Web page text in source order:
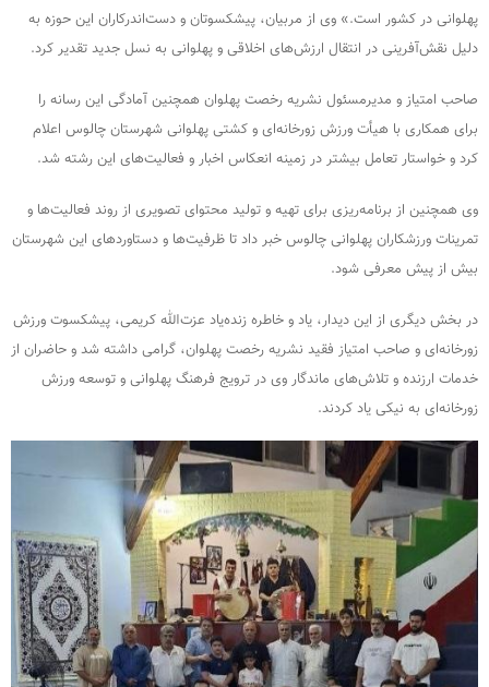
پهلوانی در کشور است.» وی از مربیان، پیشکسوتان و دست‌اندرکاران این حوزه به
دلیل نقش‌آفرینی در انتقال ارزش‌های اخلاقی و پهلوانی به نسل جدید تقدیر کرد.
صاحب امتیاز و مدیرمسئول نشریه رخصت پهلوان همچنین آمادگی این رسانه را
برای همکاری با هیأت ورزش زورخانه‌ای و کشتی پهلوانی شهرستان چالوس اعلام
کرد و خواستار تعامل بیشتر در زمینه انعکاس اخبار و فعالیت‌های این رشته شد.
وی همچنین از برنامه‌ریزی برای تهیه و تولید محتوای تصویری از روند فعالیت‌ها و
تمرینات ورزشکاران پهلوانی چالوس خبر داد تا ظرفیت‌ها و دستاوردهای این شهرستان
بیش از پیش معرفی شود.
در بخش دیگری از این دیدار، یاد و خاطره زنده‌یاد عزت‌الله کریمی، پیشکسوت ورزش
زورخانه‌ای و صاحب امتیاز فقید نشریه رخصت پهلوان، گرامی داشته شد و حاضران از
خدمات ارزنده و تلاش‌های ماندگار وی در ترویج فرهنگ پهلوانی و توسعه ورزش
زورخانه‌ای به نیکی یاد کردند.